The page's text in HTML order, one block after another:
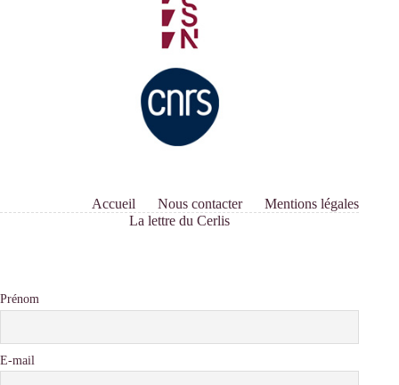
Accueil Nous contacter
Mentions légales
La lettre du Cerlis
Prénom
E-mail